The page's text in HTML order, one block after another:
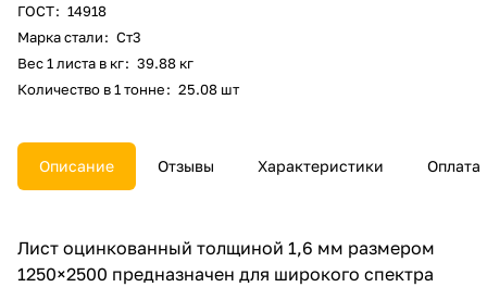
ГОСТ: 14918
Марка стали: Ст3
Вес 1 листа в кг: 39.88 кг
Количество в 1 тонне: 25.08 шт
Описание Отзывы Характеристики Оплата
Лист оцинкованный толщиной 1,6 мм размером
1250×2500 предназначен для широкого спектра